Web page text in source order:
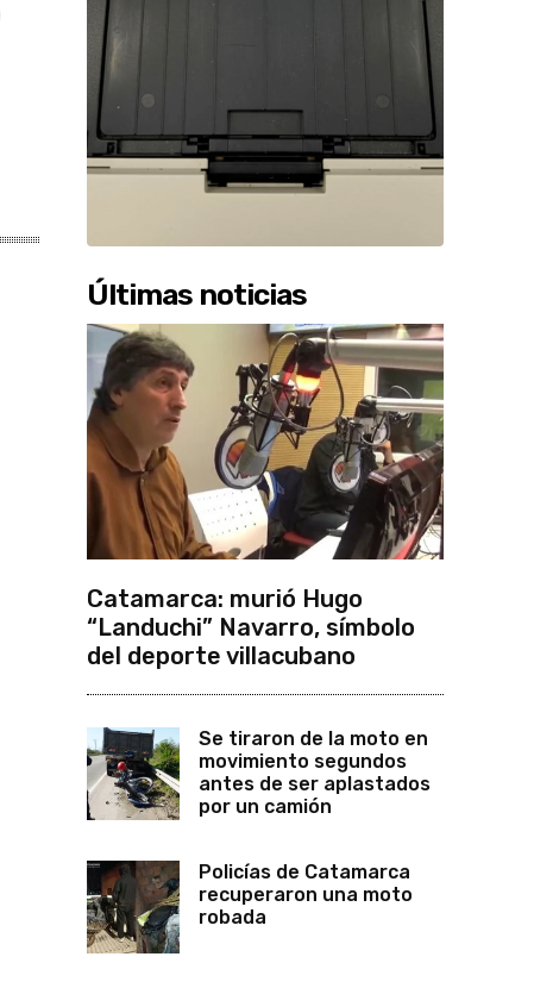
Últimas noticias
Catamarca: murió Hugo
“Landuchi” Navarro, símbolo
del deporte villacubano
Se tiraron de la moto en
movimiento segundos
antes de ser aplastados
por un camión
Policías de Catamarca
recuperaron una moto
robada